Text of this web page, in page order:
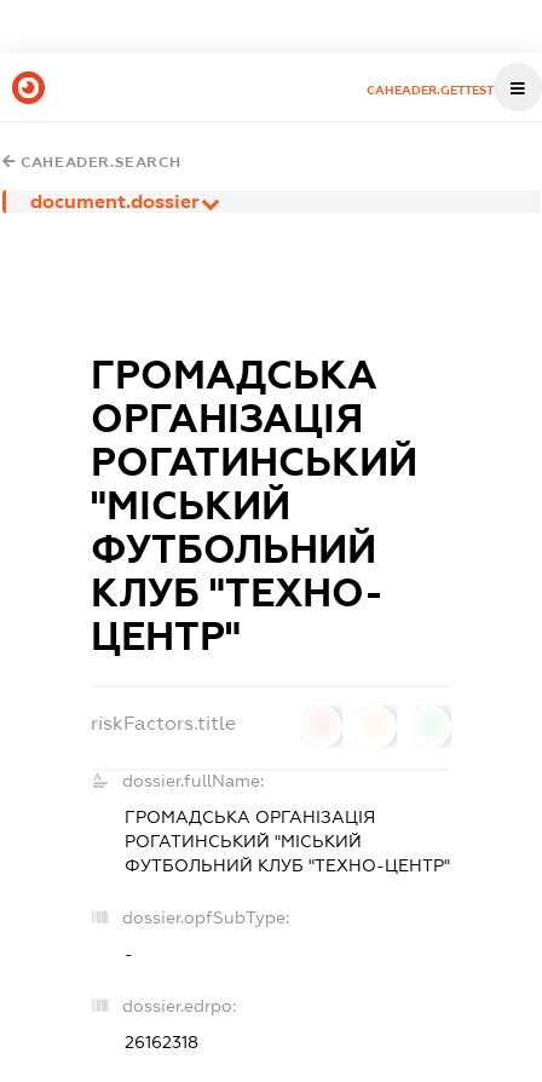
CAHEADER.GETTEST
CAHEADER.SEARCH
document.dossier
ГРОМАДСЬКА
ОРГАНІЗАЦІЯ
РОГАТИНСЬКИЙ
"МІСЬКИЙ
ФУТБОЛЬНИЙ
КЛУБ "ТЕХНО-
ЦЕНТР"
riskFactors.title
dossier.fullName:
ГРОМАДСЬКА ОРГАНІЗАЦІЯ
РОГАТИНСЬКИЙ "МІСЬКИЙ
ФУТБОЛЬНИЙ КЛУБ "ТЕХНО-ЦЕНТР"
dossier.opfSubType:
-
dossier.edrpo:
26162318